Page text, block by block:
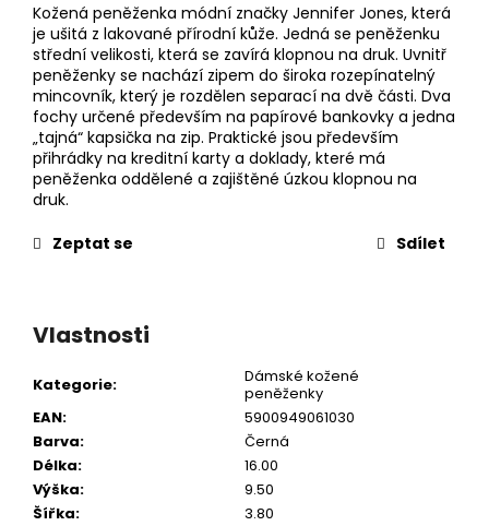
Kožená peněženka módní značky Jennifer Jones, která
je ušitá z lakované přírodní kůže. Jedná se peněženku
střední velikosti, která se zavírá klopnou na druk. Uvnitř
peněženky se nachází zipem do široka rozepínatelný
mincovník, který je rozdělen separací na dvě části. Dva
fochy určené především na papírové bankovky a jedna
„tajná“ kapsička na zip. Praktické jsou především
přihrádky na kreditní karty a doklady, které má
peněženka oddělené a zajištěné úzkou klopnou na
druk.
Zeptat se
Sdílet
Vlastnosti
Kategorie:
Dámské kožené
peněženky
EAN:
5900949061030
Barva:
Černá
Délka:
16.00
Výška:
9.50
Šířka:
3.80